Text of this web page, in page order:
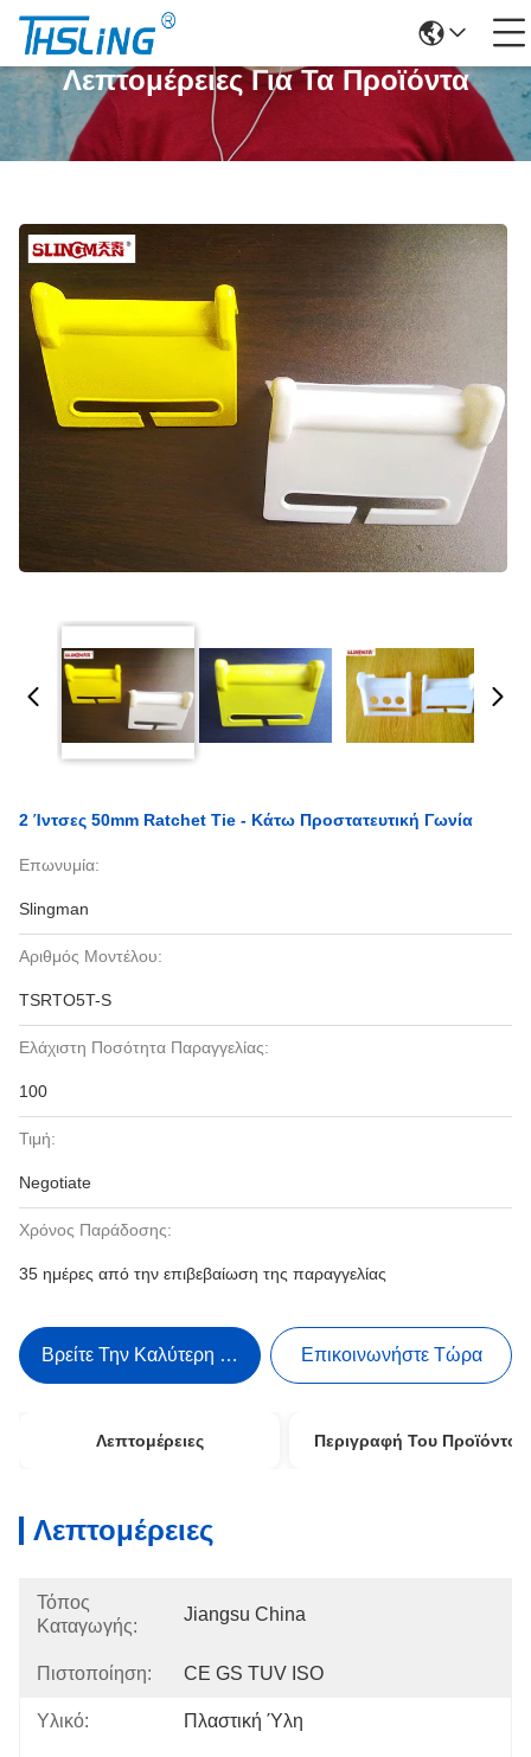
Λεπτομέρειες Για Τα Προϊόντα
2 Ίντσες 50mm Ratchet Tie - Κάτω Προστατευτική Γωνία
Επωνυμία:
Slingman
Αριθμός Μοντέλου:
TSRTO5T-S
Ελάχιστη Ποσότητα Παραγγελίας:
100
Τιμή:
Negotiate
Χρόνος Παράδοσης:
35 ημέρες από την επιβεβαίωση της παραγγελίας
Βρείτε Την Καλύτερη Τιμή Επικοινωνήστε Τώρα
Λεπτομέρειες Περιγραφή Του Προϊόντος
Λεπτομέρειες
Τόπος
Καταγωγής:
Jiangsu China
Πιστοποίηση: CE GS TUV ISO
Υλικό: Πλαστική Ύλη